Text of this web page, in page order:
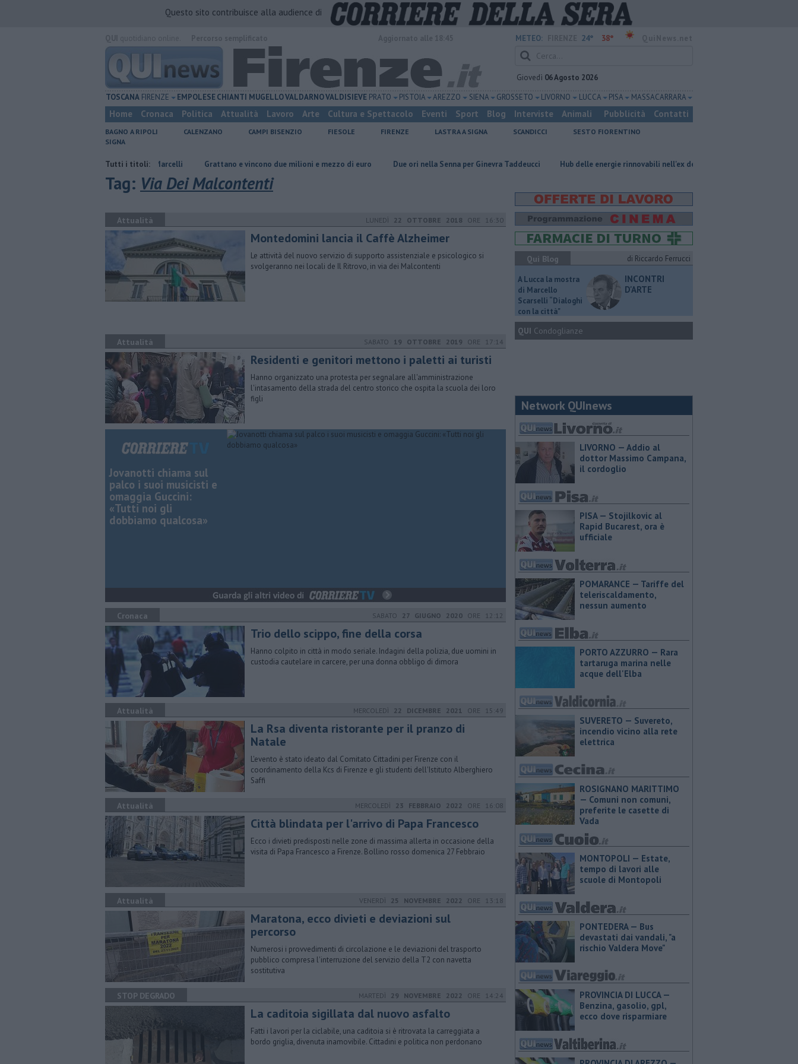
Questo sito contribuisce alla audience di
METEO: 24° 38°
Giovedì 06 Agosto 2026
TOSCANA FIRENZE EMPOLESECHIANTI MUGELLOVALDARNOVALDISIEVE PRATO PISTOIA AREZZO SIENA GROSSETO LIVORNO LUCCA PISA MASSA CARRARA
Home Cronaca Politica Attualità Lavoro Arte Cultura e Spettacolo Eventi Sport Blog Interviste Animali Pubblicità Contatti
BAGNO A RIPOLI CALENZANO CAMPI BISENZIO FIESOLE FIRENZE LASTRA A SIGNA SCANDICCI
SESTO FIORENTINO
SIGNA
Tutti i titoli:
la scomparsa di Stefano Marcelli Grattano e vincono due milioni e mezzo di euro Due ori nella Senna per Ginevra Taddeucci Hub delle energie rinnovabili nell'ex deposito Eni
Tag: Via Dei Malcontenti
Attualità LUNEDÌ 22 OTTOBRE 2018 ORE 16:30
Montedomini lancia il Caffè Alzheimer
Le attività del nuovo servizio di supporto assistenziale e psicologico si
svolgeranno nei locali de Il Ritrovo, in via dei Malcontenti
Attualità SABATO 19 OTTOBRE 2019 ORE 17:14
Residenti e genitori mettono i paletti ai turisti
Hanno organizzato una protesta per segnalare all'amministrazione
l'intasamento della strada del centro storico che ospita la scuola dei loro
figli
Jovanotti chiama sul
palco i suoi musicisti e
omaggia Guccini:
«Tutti noi gli
dobbiamo qualcosa»
Cronaca SABATO 27 GIUGNO 2020 ORE 12:12
Trio dello scippo, fine della corsa
Hanno colpito in città in modo seriale. Indagini della polizia, due uomini in
custodia cautelare in carcere, per una donna obbligo di dimora
Attualità MERCOLEDÌ 22 DICEMBRE 2021 ORE 15:49
La Rsa diventa ristorante per il pranzo di
Natale
L'evento è stato ideato dal Comitato Cittadini per Firenze con il
coordinamento della Kcs di Firenze e gli studenti dell'Istituto Alberghiero
Saffi
Attualità MERCOLEDÌ 23 FEBBRAIO 2022 ORE 16:08
Città blindata per l'arrivo di Papa Francesco
Ecco i divieti predisposti nelle zone di massima allerta in occasione della
visita di Papa Francesco a Firenze. Bollino rosso domenica 27 Febbraio
Attualità VENERDÌ 25 NOVEMBRE 2022 ORE 13:18
​Maratona, ecco divieti e deviazioni sul
percorso
Numerosi i provvedimenti di circolazione e le deviazioni del trasporto
pubblico compresa l'interruzione del servizio della T2 con navetta
sostitutiva
STOP DEGRADO MARTEDÌ 29 NOVEMBRE 2022 ORE 14:24
La caditoia sigillata dal nuovo asfalto
Fatti i lavori per la ciclabile, una caditoia si è ritrovata la carreggiata a
bordo griglia, divenuta inamovibile. Cittadini e politica non perdonano
Qui Blog di Riccardo Ferrucci
A Lucca la mostra
di Marcello
Scarselli “Dialoghi
con la città"
INCONTRI
D'ARTE
QUI Condoglianze
Network QUInews
LIVORNO — Addio al
dottor Massimo Campana,
il cordoglio
PISA — Stojilkovic al
Rapid Bucarest, ora è
ufficiale
POMARANCE — Tariffe del
teleriscaldamento,
nessun aumento
PORTO AZZURRO — Rara
tartaruga marina nelle
acque dell'Elba
SUVERETO — Suvereto,
incendio vicino alla rete
elettrica
ROSIGNANO MARITTIMO
— Comuni non comuni,
preferite le casette di
Vada
MONTOPOLI — Estate,
tempo di lavori alle
scuole di Montopoli
PONTEDERA — Bus
devastati dai vandali, "a
rischio Valdera Move"
PROVINCIA DI LUCCA — ​
Benzina, gasolio, gpl,
ecco dove risparmiare